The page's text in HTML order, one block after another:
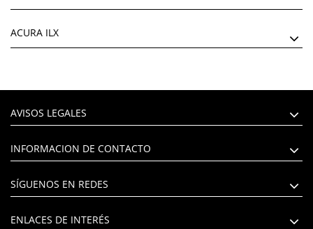
ACURA ILX
AVISOS LEGALES
INFORMACION DE CONTACTO
SÍGUENOS EN REDES
ENLACES DE INTERÉS